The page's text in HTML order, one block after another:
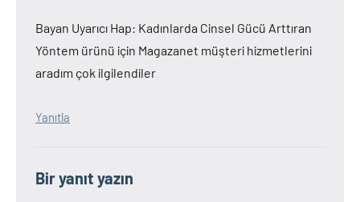
Bayan Uyarıcı Hap: Kadınlarda Cinsel Gücü Arttıran
Yöntem ürünü için Magazanet müşteri hizmetlerini
aradım çok ilgilendiler
Yanıtla
Bir yanıt yazın